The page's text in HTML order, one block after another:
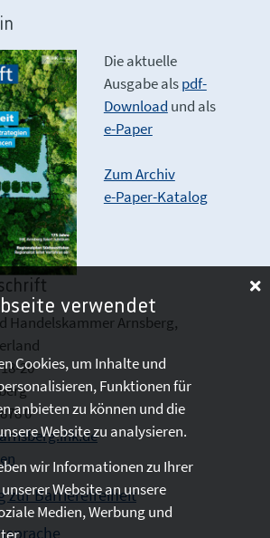
Die aktuelle
Ausgabe alspdf-
Download und als
e-Paper
Zum Archiv
e-Paper-Katalog
Handelskammer Arnsberg,
20
0
zur Barrierefreiheit
verwendet
Cookies, um Inhalte und
Funktionen für
anbieten zu können und die
Website zu analysieren.
wir Informationen zu Ihrer
Website an unsere
Medien, Werbung und